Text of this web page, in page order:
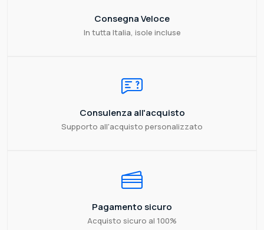
Consegna Veloce
In tutta Italia, isole incluse
Consulenza all'acquisto
Supporto all'acquisto personalizzato
Pagamento sicuro
Acquisto sicuro al 100%